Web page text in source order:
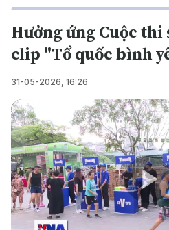
Hưởng ứng Cuộc thi
clip "Tổ quốc bình
31-05-2026, 16:26